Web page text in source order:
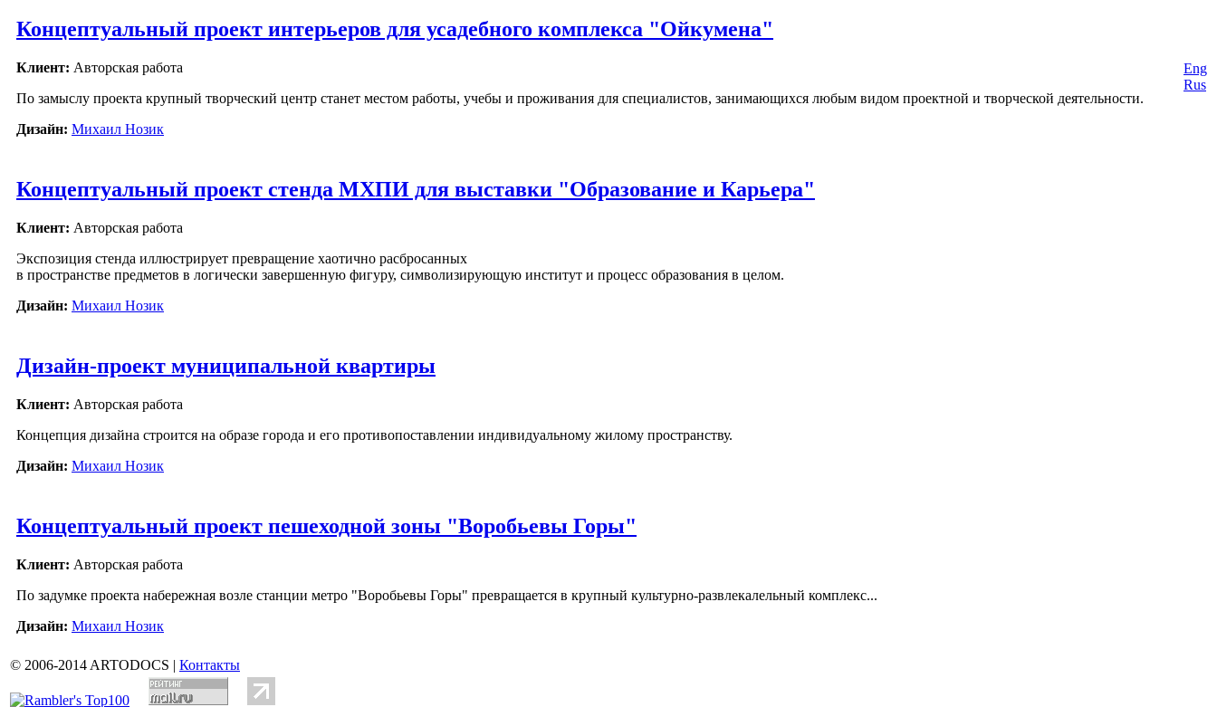
Концептуальный проект интерьеров для усадебного комплекса "Ойкумена"
Клиент: Авторская работа
По замыслу проекта крупный творческий центр станет местом работы, учебы и проживания для специалистов, занимающихся любым видом проектной и творческой деятельности.
Дизайн: Михаил Нозик
Концептуальный проект стенда МХПИ для выставки "Образование и Карьера"
Клиент: Авторская работа
Экспозиция стенда иллюстрирует превращение хаотично расбросанных
в пространстве предметов в логически завершенную фигуру, символизирующую институт и процесс образования в целом.
Дизайн: Михаил Нозик
Дизайн-проект муниципальной квартиры
Клиент: Авторская работа
Концепция дизайна строится на образе города и его противопоставлении индивидуальному жилому пространству.
Дизайн: Михаил Нозик
Концептуальный проект пешеходной зоны "Воробьевы Горы"
Клиент: Авторская работа
По задумке проекта набережная возле станции метро "Воробьевы Горы" превращается в крупный культурно-развлекалельный комплекс...
Дизайн: Михаил Нозик
Eng
Rus
© 2006-2014 ARTODOCS | Контакты